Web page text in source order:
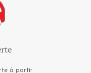
à partir